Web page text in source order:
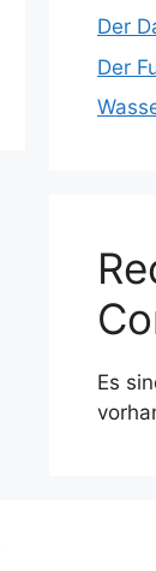
Der
Der
Es